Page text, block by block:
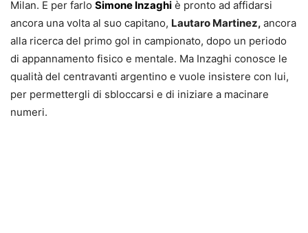
Milan. E per farlo Simone Inzaghi è pronto ad affidarsi
ancora una volta al suo capitano, Lautaro Martinez, ancora
alla ricerca del primo gol in campionato, dopo un periodo
di appannamento fisico e mentale. Ma Inzaghi conosce le
qualità del centravanti argentino e vuole insistere con lui,
per permettergli di sbloccarsi e di iniziare a macinare
numeri.